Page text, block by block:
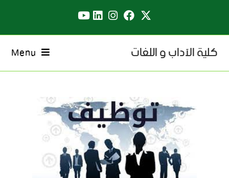
كلية الآداب و اللغات Menu